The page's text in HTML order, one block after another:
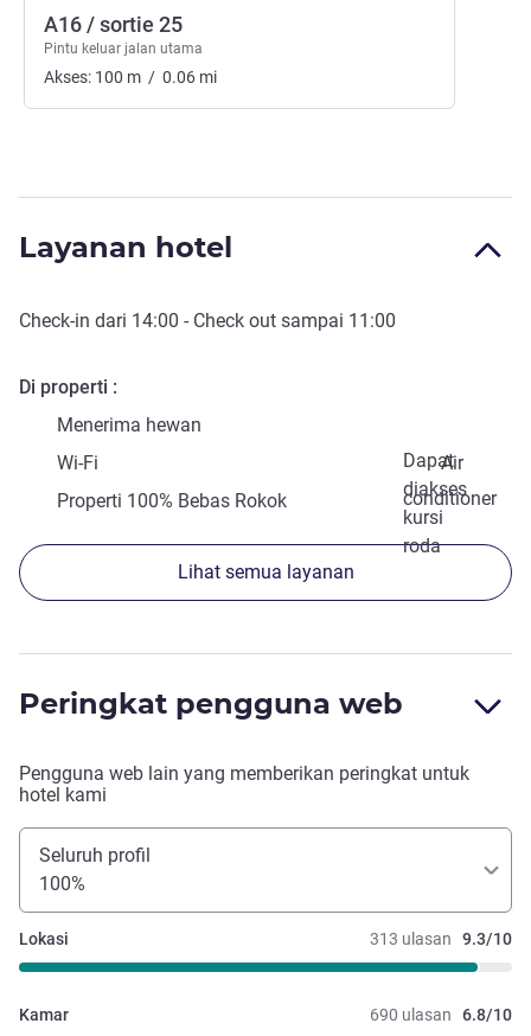
A16 / sortie 25
Pintu keluar jalan utama
Akses: 100 m / 0.06 mi
Layanan hotel
Check-in dari 14:00 - Check out sampai 11:00
Di properti
Menerima hewan
Dapat
diakses
kursi
roda
Wi-Fi
Air
conditioner
Properti 100% Bebas Rokok
Lihat semua layanan
Peringkat pengguna web
Pengguna web lain yang memberikan peringkat untuk
hotel kami
Seluruh profil
100%
313 ulasan 9.3/10
Lokasi
690 ulasan 6.8/10
Kamar